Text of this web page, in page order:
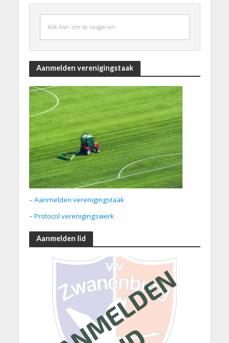
Klik hier om te reageren
Aanmelden verenigingstaak
– Aanmelden verenigingstaak
– Protocol verenigingswerk
Aanmelden lid